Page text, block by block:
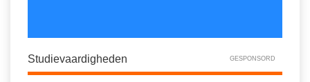
Studievaardigheden GESPONSORD